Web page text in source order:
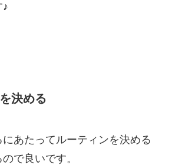
決める
あたってルーティンを決める
で良いです。